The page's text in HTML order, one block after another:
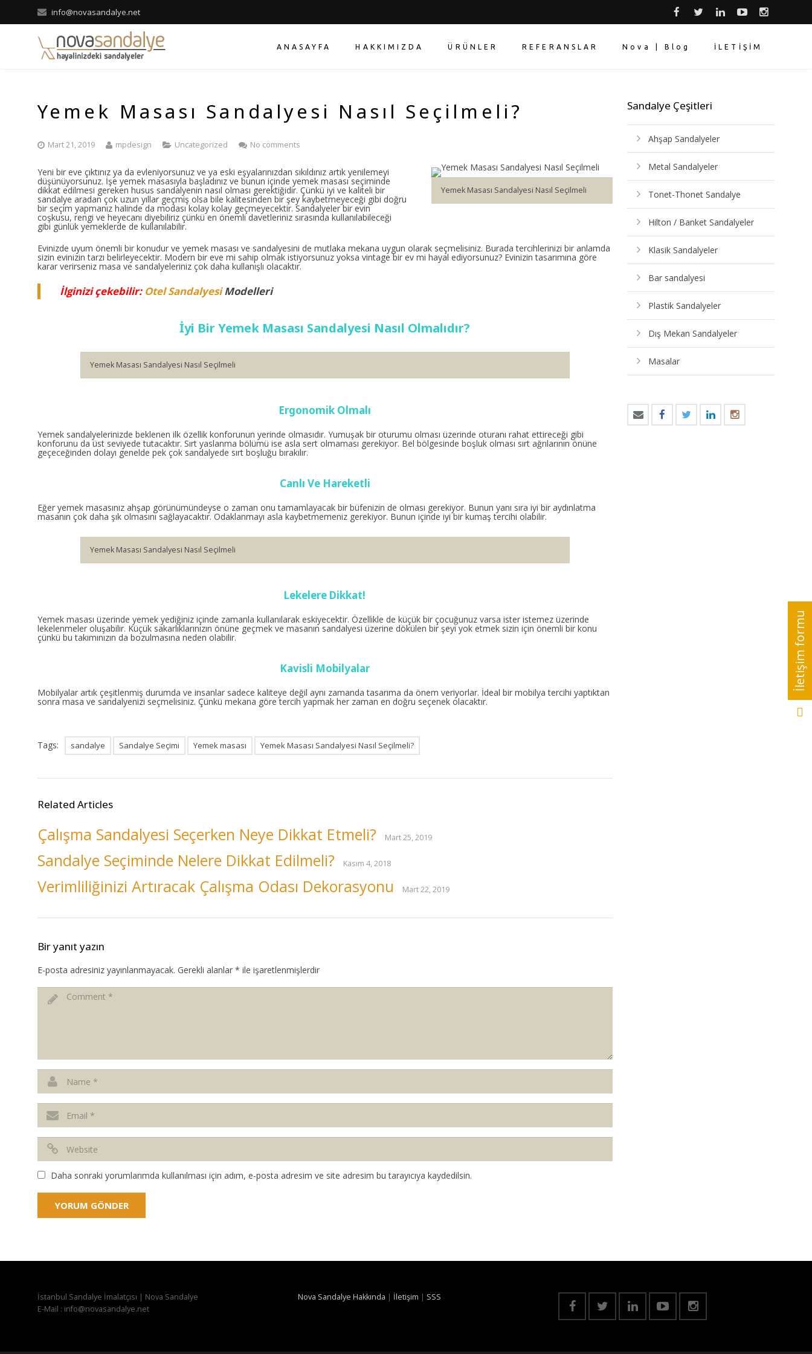
info@novasandalye.net
ANASAYFA HAKKIMIZDA ÜRÜNLER REFERANSLAR Nova | Blog İLETİŞİM
Yemek Masası Sandalyesi Nasıl Seçilmeli?
Mart 21, 2019 mpdesign Uncategorized No comments
Yemek Masası Sandalyesi Nasıl Seçilmeli
Yeni bir eve çıktınız ya da evleniyorsunuz ve ya eski eşyalarınızdan sıkıldınız artık yenilemeyi
düşünüyorsunuz. İşe yemek masasıyla başladınız ve bunun içinde yemek masası seçiminde
dikkat edilmesi gereken husus sandalyenin nasıl olması gerektiğidir. Çünkü iyi ve kaliteli bir
sandalye aradan çok uzun yıllar geçmiş olsa bile kalitesinden bir şey kaybetmeyeceği gibi doğru
bir seçim yapmanız halinde da modası kolay kolay geçmeyecektir. Sandalyeler bir evin
coşkusu, rengi ve heyecanı diyebiliriz çünkü en önemli davetleriniz sırasında kullanılabileceği
gibi günlük yemeklerde de kullanılabilir.
Evinizde uyum önemli bir konudur ve yemek masası ve sandalyesini de mutlaka mekana uygun olarak seçmelisiniz. Burada tercihlerinizi bir anlamda
sizin evinizin tarzı belirleyecektir. Modern bir eve mi sahip olmak istiyorsunuz yoksa vintage bir ev mi hayal ediyorsunuz? Evinizin tasarımına göre
karar verirseniz masa ve sandalyeleriniz çok daha kullanışlı olacaktır.
İlginizi çekebilir: Otel SandalyesiModelleri
İyi Bir Yemek Masası Sandalyesi Nasıl Olmalıdır?
Yemek Masası Sandalyesi Nasıl Seçilmeli
Ergonomik Olmalı
Yemek sandalyelerinizde beklenen ilk özellik konforunun yerinde olmasıdır. Yumuşak bir oturumu olması üzerinde oturanı rahat ettireceği gibi
konforunu da üst seviyede tutacaktır. Sırt yaslanma bölümü ise asla sert olmaması gerekiyor. Bel bölgesinde boşluk olması sırt ağrılarının önüne
geçeceğinden dolayı genelde pek çok sandalyede sırt boşluğu bırakılır.
Canlı Ve Hareketli
Eğer yemek masasınız ahşap görünümündeyse o zaman onu tamamlayacak bir büfenizin de olması gerekiyor. Bunun yanı sıra iyi bir aydınlatma
masanın çok daha şık olmasını sağlayacaktır. Odaklanmayı asla kaybetmemeniz gerekiyor. Bunun içinde iyi bir kumaş tercihi olabilir.
Yemek Masası Sandalyesi Nasıl Seçilmeli
Lekelere Dikkat!
Yemek masası üzerinde yemek yediğiniz içinde zamanla kullanılarak eskiyecektir. Özellikle de küçük bir çocuğunuz varsa ister istemez üzerinde
lekelenmeler oluşabilir. Küçük sakarlıklarınızın önüne geçmek ve masanın sandalyesi üzerine dökülen bir şeyi yok etmek sizin için önemli bir konu
çünkü bu takımınızın da bozulmasına neden olabilir.
Kavisli Mobilyalar
Mobilyalar artık çeşitlenmiş durumda ve insanlar sadece kaliteye değil aynı zamanda tasarıma da önem veriyorlar. İdeal bir mobilya tercihi yaptıktan
sonra masa ve sandalyenizi seçmelisiniz. Çünkü mekana göre tercih yapmak her zaman en doğru seçenek olacaktır.
Tags: sandalye Sandalye Seçimi Yemek masası Yemek Masası Sandalyesi Nasıl Seçilmeli?
Related Articles
Çalışma Sandalyesi Seçerken Neye Dikkat Etmeli? Mart 25, 2019
Sandalye Seçiminde Nelere Dikkat Edilmeli? Kasım 4, 2018
Verimliliğinizi Artıracak Çalışma Odası Dekorasyonu Mart 22, 2019
Bir yanıt yazın
E-posta adresiniz yayınlanmayacak. Gerekli alanlar * ile işaretlenmişlerdir
Daha sonraki yorumlarımda kullanılması için adım, e-posta adresim ve site adresim bu tarayıcıya kaydedilsin.
Sandalye Çeşitleri
Ahşap Sandalyeler
Metal Sandalyeler
Tonet-Thonet Sandalye
Hilton / Banket Sandalyeler
Klasik Sandalyeler
Bar sandalyesi
Plastik Sandalyeler
Dış Mekan Sandalyeler
Masalar
İstanbul Sandalye İmalatçısı | Nova Sandalye
E-Mail : info@novasandalye.net
Nova Sandalye Hakkında | İletişim | SSS